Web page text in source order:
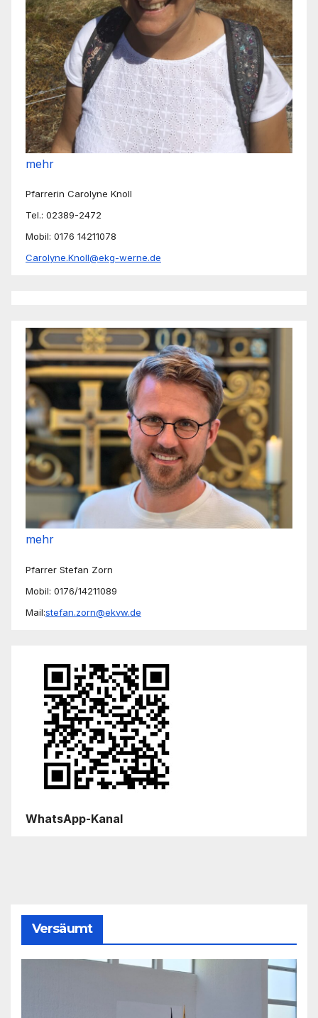
mehr
Pfarrerin Carolyne Knoll
Tel.: 02389-2472
Mobil: 0176 14211078
Carolyne.Knoll@ekg-werne.de
mehr
Pfarrer Stefan Zorn
Mobil: 0176/14211089
Mail:stefan.zorn@ekvw.de
WhatsApp-Kanal
Versäumt